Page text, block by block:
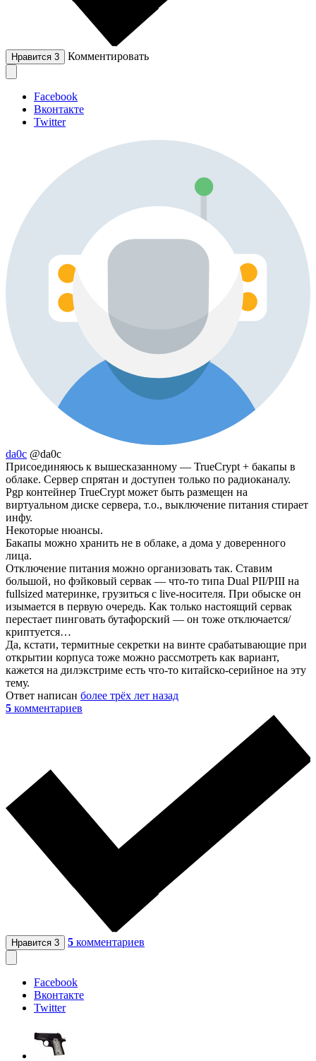
Нравится 3 Комментировать
Facebook
Вконтакте
Twitter
da0c @da0c
Присоединяюсь к вышесказанному — TrueCrypt + бакапы в
облаке. Сервер спрятан и доступен только по радиоканалу.
Pgp контейнер TrueCrypt может быть размещен на
виртуальном диске сервера, т.о., выключение питания стирает
инфу.
Некоторые нюансы.
Бакапы можно хранить не в облаке, а дома у доверенного
лица.
Отключение питания можно организовать так. Ставим
большой, но фэйковый сервак — что-то типа Dual PII/PIII на
fullsized материнке, грузиться с live-носителя. При обыске он
изымается в первую очередь. Как только настоящий сервак
перестает пинговать бутафорский — он тоже отключается/
криптуется…
Да, кстати, термитные секретки на винте срабатывающие при
открытии корпуса тоже можно рассмотреть как вариант,
кажется на дилэкстриме есть что-то китайско-серийное на эту
тему.
Ответ написан более трёх лет назад
5 комментариев
Нравится 3 5 комментариев
Facebook
Вконтакте
Twitter